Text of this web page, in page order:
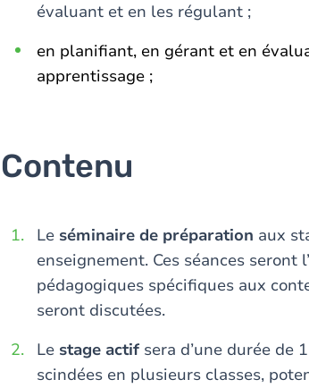
évaluant et en les régulant ;
en planifiant, en gérant et en
apprentissage ;
Contenu
Le séminaire de préparation aux
enseignement. Ces séances seront
pédagogiques spécifiques aux
seront discutées.
Le stage actif sera d’une durée de
scindées en plusieurs classes,